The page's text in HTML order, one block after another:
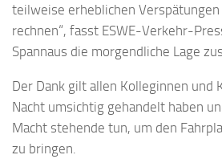
teilweise erheblichen
rechnen“, fasst ESWE-Verkehr-
Spannaus die morgendliche Lage
Der Dank gilt allen Kolleginnen und
Nacht umsichtig gehandelt haben
Macht stehende tun, um den
zu bringen.